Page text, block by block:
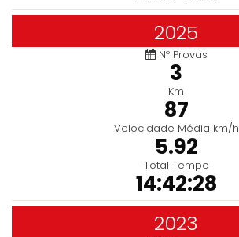
2025
Nº Provas
3
Km
87
Velocidade Média km/h
5.92
Total Tempo
14:42:28
2023